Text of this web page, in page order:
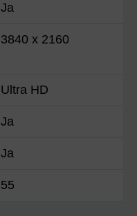
Ja
3840 x 2160
Ultra HD
Ja
Ja
55